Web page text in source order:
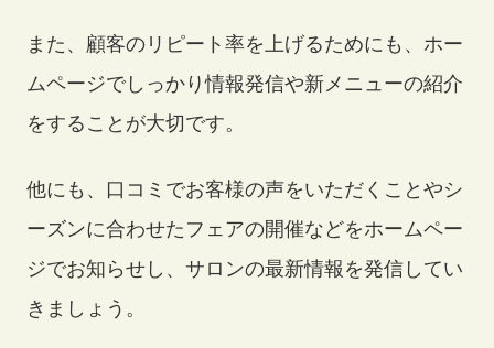
お知らせ・ブログ
また、顧客のリピート率を上げるためにも、ホー
ムページでしっかり情報発信や新メニューの紹介
をすることが大切です。
他にも、口コミでお客様の声をいただくことやシ
ーズンに合わせたフェアの開催などをホームペー
ジでお知らせし、サロンの最新情報を発信してい
きましょう。